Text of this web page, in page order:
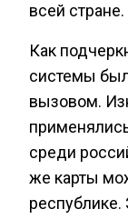
всей стране.
Как
системы
вызовом.
среди
же карты